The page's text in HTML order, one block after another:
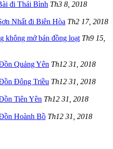
đi Thái Bình Th3 8, 2018
Nhất đi Biên Hòa Th2 17, 2018
không mở bán đồng loạt Th9 15,
Quảng Yên Th12 31, 2018
Đông Triều Th12 31, 2018
Tiên Yên Th12 31, 2018
Hoành Bồ Th12 31, 2018